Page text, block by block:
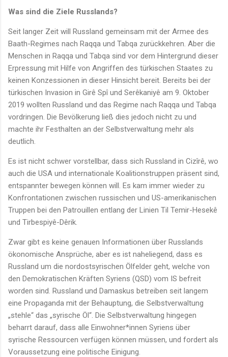
Was sind die Ziele Russlands?
Seit langer Zeit will Russland gemeinsam mit der Armee des
Baath-Regimes nach Raqqa und Tabqa zurückkehren. Aber die
Menschen in Raqqa und Tabqa sind vor dem Hintergrund dieser
Erpressung mit Hilfe von Angriffen des türkischen Staates zu
keinen Konzessionen in dieser Hinsicht bereit. Bereits bei der
türkischen Invasion in Girê Spî und Serêkaniyê am 9. Oktober
2019 wollten Russland und das Regime nach Raqqa und Tabqa
vordringen. Die Bevölkerung ließ dies jedoch nicht zu und
machte ihr Festhalten an der Selbstverwaltung mehr als
deutlich.
Es ist nicht schwer vorstellbar, dass sich Russland in Cizîrê, wo
auch die USA und internationale Koalitionstruppen präsent sind,
entspannter bewegen können will. Es kam immer wieder zu
Konfrontationen zwischen russischen und US-amerikanischen
Truppen bei den Patrouillen entlang der Linien Til Temir-Hesekê
und Tirbespiyê-Dêrik.
Zwar gibt es keine genauen Informationen über Russlands
ökonomische Ansprüche, aber es ist naheliegend, dass es
Russland um die nordostsyrischen Ölfelder geht, welche von
den Demokratischen Kräften Syriens (QSD) vom IS befreit
worden sind. Russland und Damaskus betreiben seit langem
eine Propaganda mit der Behauptung, die Selbstverwaltung
„stehle“ das „syrische Öl“. Die Selbstverwaltung hingegen
beharrt darauf, dass alle Einwohner*innen Syriens über
syrische Ressourcen verfügen können müssen, und fordert als
Voraussetzung eine politische Einigung.